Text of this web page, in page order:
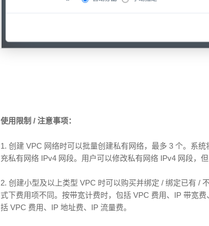
使用限制 / 注意事项：
1.创建 VPC 网络时可以批量创建私有网络，最多 3 个。系统
充私有网络 IPv4 网段。用户可以修改私有网络 IPv4 网段，但
2.创建小型及以上类型 VPC 时可以购买并绑定/绑定已有/
式下费用项不同。按带宽计费时，包括 VPC 费用、IP 带宽
括 VPC 费用、IP 地址费、IP 流量费。